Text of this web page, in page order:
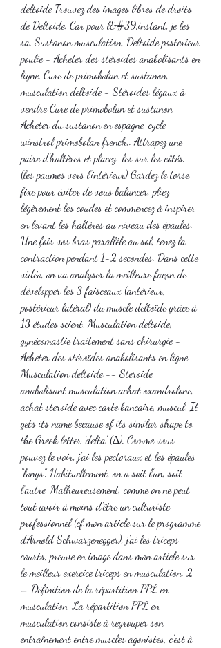
deltoide Trouvez des images libres de droits
de Deltoide. Car pour l&#39;instant, je les
sa. Sustanon musculation, Deltoide posterieur
poulie - Acheter des stéroïdes anabolisants en
ligne. Cure de primobolan et sustanon,
musculation deltoide - Stéroïdes légaux à
vendre Cure de primobolan et sustanon
Acheter du sustanon en espagne, cycle
winstrol primobolan french,. Attrapez une
paire d’haltères et placez-les sur les côtés.
(les paumes vers l’intérieur) Gardez le torse
fixe pour éviter de vous balancer, pliez
légèrement les coudes et commencez à inspirer
en levant les haltères au niveau des épaules.
Une fois vos bras parallèle au sol, tenez la
contraction pendant 1-2 secondes. Dans cette
vidéo, on va analyser la meilleure façon de
développer les 3 faisceaux (antérieur,
postérieur latéral) du muscle deltoïde grâce à
13 études scient. Musculation deltoide,
gynécomastie traitement sans chirurgie -
Acheter des stéroïdes anabolisants en ligne
Musculation deltoide -- Steroide
anabolisant musculation achat oxandrolone,
achat steroide avec carte bancaire, muscul. It
gets its name because of its similar shape to
the Greek letter ‘delta’ (Δ). Comme vous
pouvez le voir, j’ai les pectoraux et les épaules
“longs”. Habituellement, on a soit l’un, soit
l’autre. Malheureusement, comme on ne peut
tout avoir à moins d’être un culturiste
professionnel (cf mon article sur le programme
d’Arnold Schwarzenegger), j’ai les triceps
courts, preuve en image dans mon article sur
le meilleur exercice triceps en musculation. 2
– Définition de la répartition PPL en
musculation. La répartition PPL en
musculation consiste à regrouper son
entraînement entre muscles agonistes, c’est à